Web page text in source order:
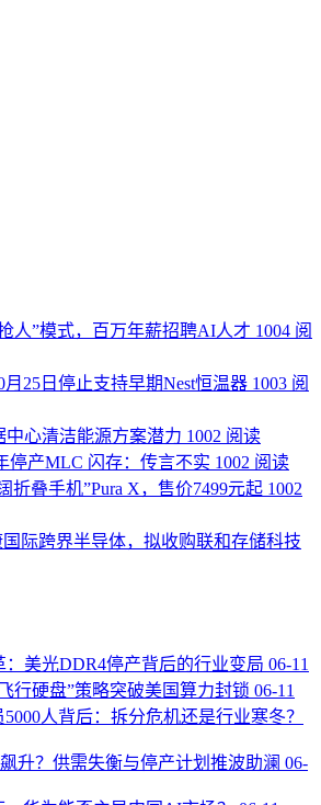
人”模式，百万年薪招聘AI人才 1004 阅
25日停止支持早期Nest恒温器 1003 阅
心清洁能源方案潜力 1002 阅读
停产MLC 闪存：传言不实 1002 阅读
折叠手机”Pura X，售价7499元起 1002
国际跨界半导体，拟收购联和存储科技
美光DDR4停产背后的行业变局 06-11
行硬盘”策略突破美国算力封锁 06-11
人背后：拆分危机还是行业寒冬？
升？供需失衡与停产计划推波助澜 06-